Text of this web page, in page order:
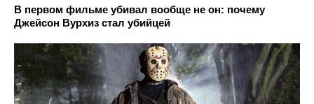
В первом фильме убивал вообще не он: почему
Джейсон Вурхиз стал убийцей